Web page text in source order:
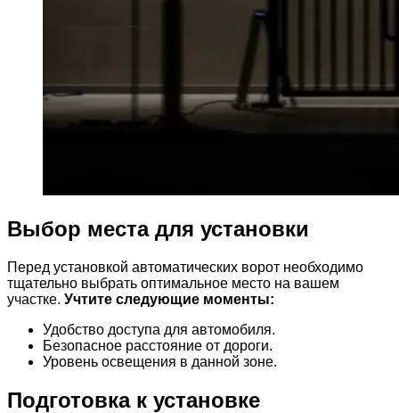
Выбор места для установки
Перед установкой автоматических ворот необходимо
тщательно выбрать оптимальное место на вашем
участке. Учтите следующие моменты:
Удобство доступа для автомобиля.
Безопасное расстояние от дороги.
Уровень освещения в данной зоне.
Подготовка к установке